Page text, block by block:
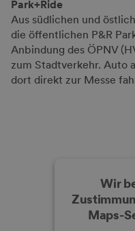
Park+Ride
Aus südlichen und
die öffentlichen P&R
Anbindung des ÖPNV
zum Stadtverkehr. Auto
dort direkt zur Messe
Wir
Maps-